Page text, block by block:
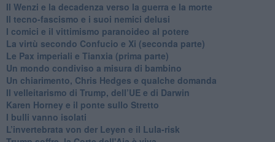
Il Wenzi e la decadenza verso la guerra e la morte
​Il tecno-fascismo e i suoi nemici delusi
​I comici e il vittimismo paranoideo al potere
​La virtù secondo Confucio e Xi (seconda parte)
Le Pax imperiali e Tianxia (prima parte)
Un mondo condiviso a misura di bambino
​Un chiarimento, Chris Hedges e qualche domanda
Il velleitarismo di Trump, dell’UE e di Darwin
​Karen Horney e il ponte sullo Stretto
​I bulli vanno isolati
L’invertebrata von der Leyen e il Lula-risk